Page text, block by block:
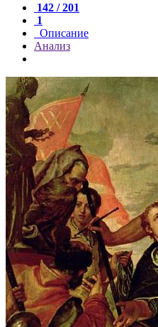
142 / 201
1
Описание
Анализ